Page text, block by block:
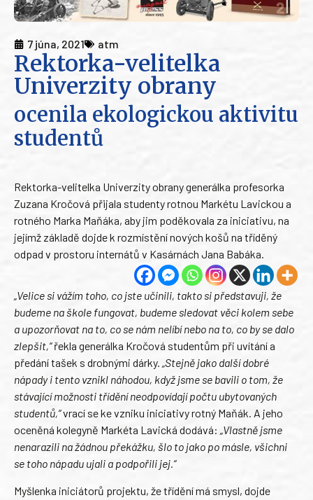
7 júna, 2021 atm
Rektorka-velitelka
Univerzity obrany
ocenila ekologickou aktivitu
studentů
Rektorka-velitelka Univerzity obrany generálka profesorka
Zuzana Kročová přijala studenty rotnou Markétu Lavickou a
rotného Marka Maňáka, aby jim poděkovala za iniciativu, na
jejímž základě dojde k rozmístění nových košů na tříděný
odpad v prostoru internátů v Kasárnách Jana Babáka.
„Velice si vážím toho, co jste učinili, takto si představuji, že
budeme na škole fungovat, budeme sledovat věci kolem sebe
a upozorňovat na to, co se nám nelíbí nebo na to, co by se dalo
zlepšit,“řekla generálka Kročová studentům při uvítání a
předání tašek s drobnými dárky. „Stejně jako další dobré
nápady i tento vznikl náhodou, když jsme se bavili o tom, že
stávající možnosti třídění neodpovídají počtu ubytovaných
studentů,“vrací se ke vzniku iniciativy rotný Maňák. A jeho
oceněná kolegyně Markéta Lavická dodává: „Vlastně jsme
nenarazili na žádnou překážku, šlo to jako po másle, všichni
se toho nápadu ujali a podpořili jej.“
Myšlenka iniciátorů projektu, že třídění má smysl, dojde